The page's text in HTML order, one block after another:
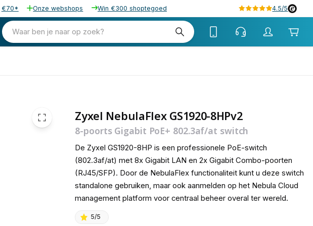
€70* Onze webshops Win €300 shoptegoed 4.5/5
Waar ben je naar op zoek?
Zyxel NebulaFlex GS1920-8HPv2
8-poorts Gigabit PoE+ 802.3af/at switch
De Zyxel GS1920-8HP is een professionele PoE-switch
(802.3af/at) met 8x Gigabit LAN en 2x Gigabit Combo-poorten
(RJ45/SFP). Door de NebulaFlex functionaliteit kunt u deze switch
standalone gebruiken, maar ook aanmelden op het Nebula Cloud
management platform voor centraal beheer overal ter wereld.
5/5
160,37 excl. btw
194,05 incl. btw